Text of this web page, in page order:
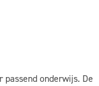
onderwijs. De